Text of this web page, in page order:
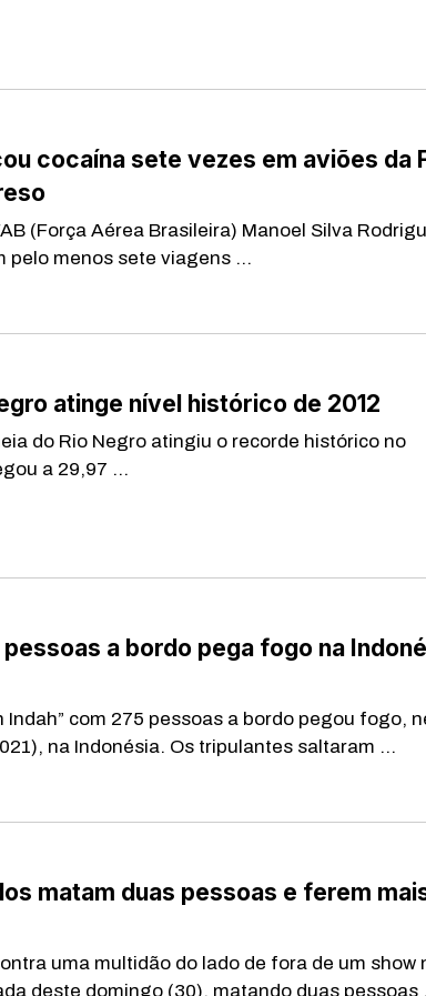
cocaína sete vezes em aviões da
(Força Aérea Brasileira) Manoel Silva
pelo menos sete viagens ...
atinge nível histórico de 2012
do Rio Negro atingiu o recorde histórico no
a 29,97 ...
a bordo pega fogo na
Indah” com 275 pessoas a bordo pegou fogo,
na Indonésia. Os tripulantes saltaram ...
matam duas pessoas e ferem
uma multidão do lado de fora de um show
deste domingo (30), matando duas pessoas